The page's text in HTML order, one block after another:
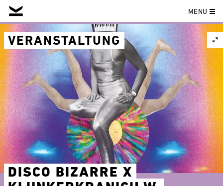
Skip
to
content
MENU
VERANSTALTUNG
DISCO BIZARRE X